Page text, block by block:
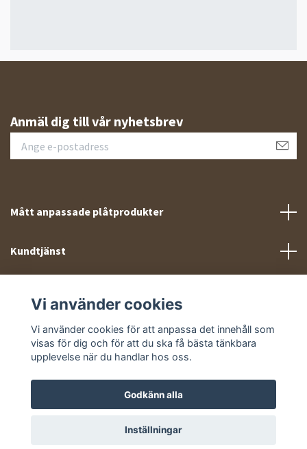
Anmäl dig till vår nyhetsbrev
Mått anpassade plåtprodukter
Kundtjänst
Sociala medier
© 2026 Takprofiler.se
Vi använder cookies
Vi använder cookies för att anpassa det innehåll som
visas för dig och för att du ska få bästa tänkbara
upplevelse när du handlar hos oss.
Godkänn alla
Inställningar